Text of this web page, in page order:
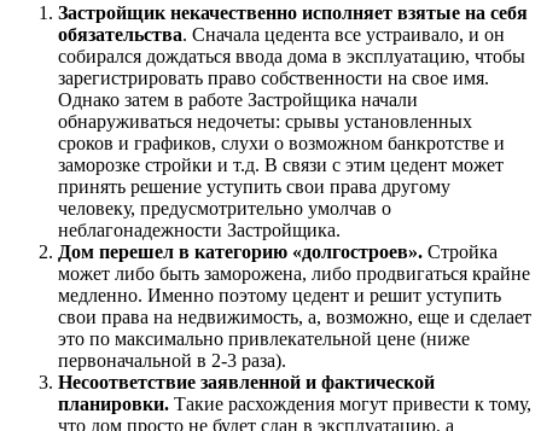
Застройщик некачественно исполняет взятые на себя
обязательства. Сначала цедента все устраивало, и он
собирался дождаться ввода дома в эксплуатацию, чтобы
зарегистрировать право собственности на свое имя.
Однако затем в работе Застройщика начали
обнаруживаться недочеты: срывы установленных
сроков и графиков, слухи о возможном банкротстве и
заморозке стройки и т.д. В связи с этим цедент может
принять решение уступить свои права другому
человеку, предусмотрительно умолчав о
неблагонадежности Застройщика.
Дом перешел в категорию «долгостроев». Стройка
может либо быть заморожена, либо продвигаться крайне
медленно. Именно поэтому цедент и решит уступить
свои права на недвижимость, а, возможно, еще и сделает
это по максимально привлекательной цене (ниже
первоначальной в 2-3 раза).
Несоответствие заявленной и фактической
планировки. Такие расхождения могут привести к тому,
что дом просто не будет сдан в эксплуатацию, а